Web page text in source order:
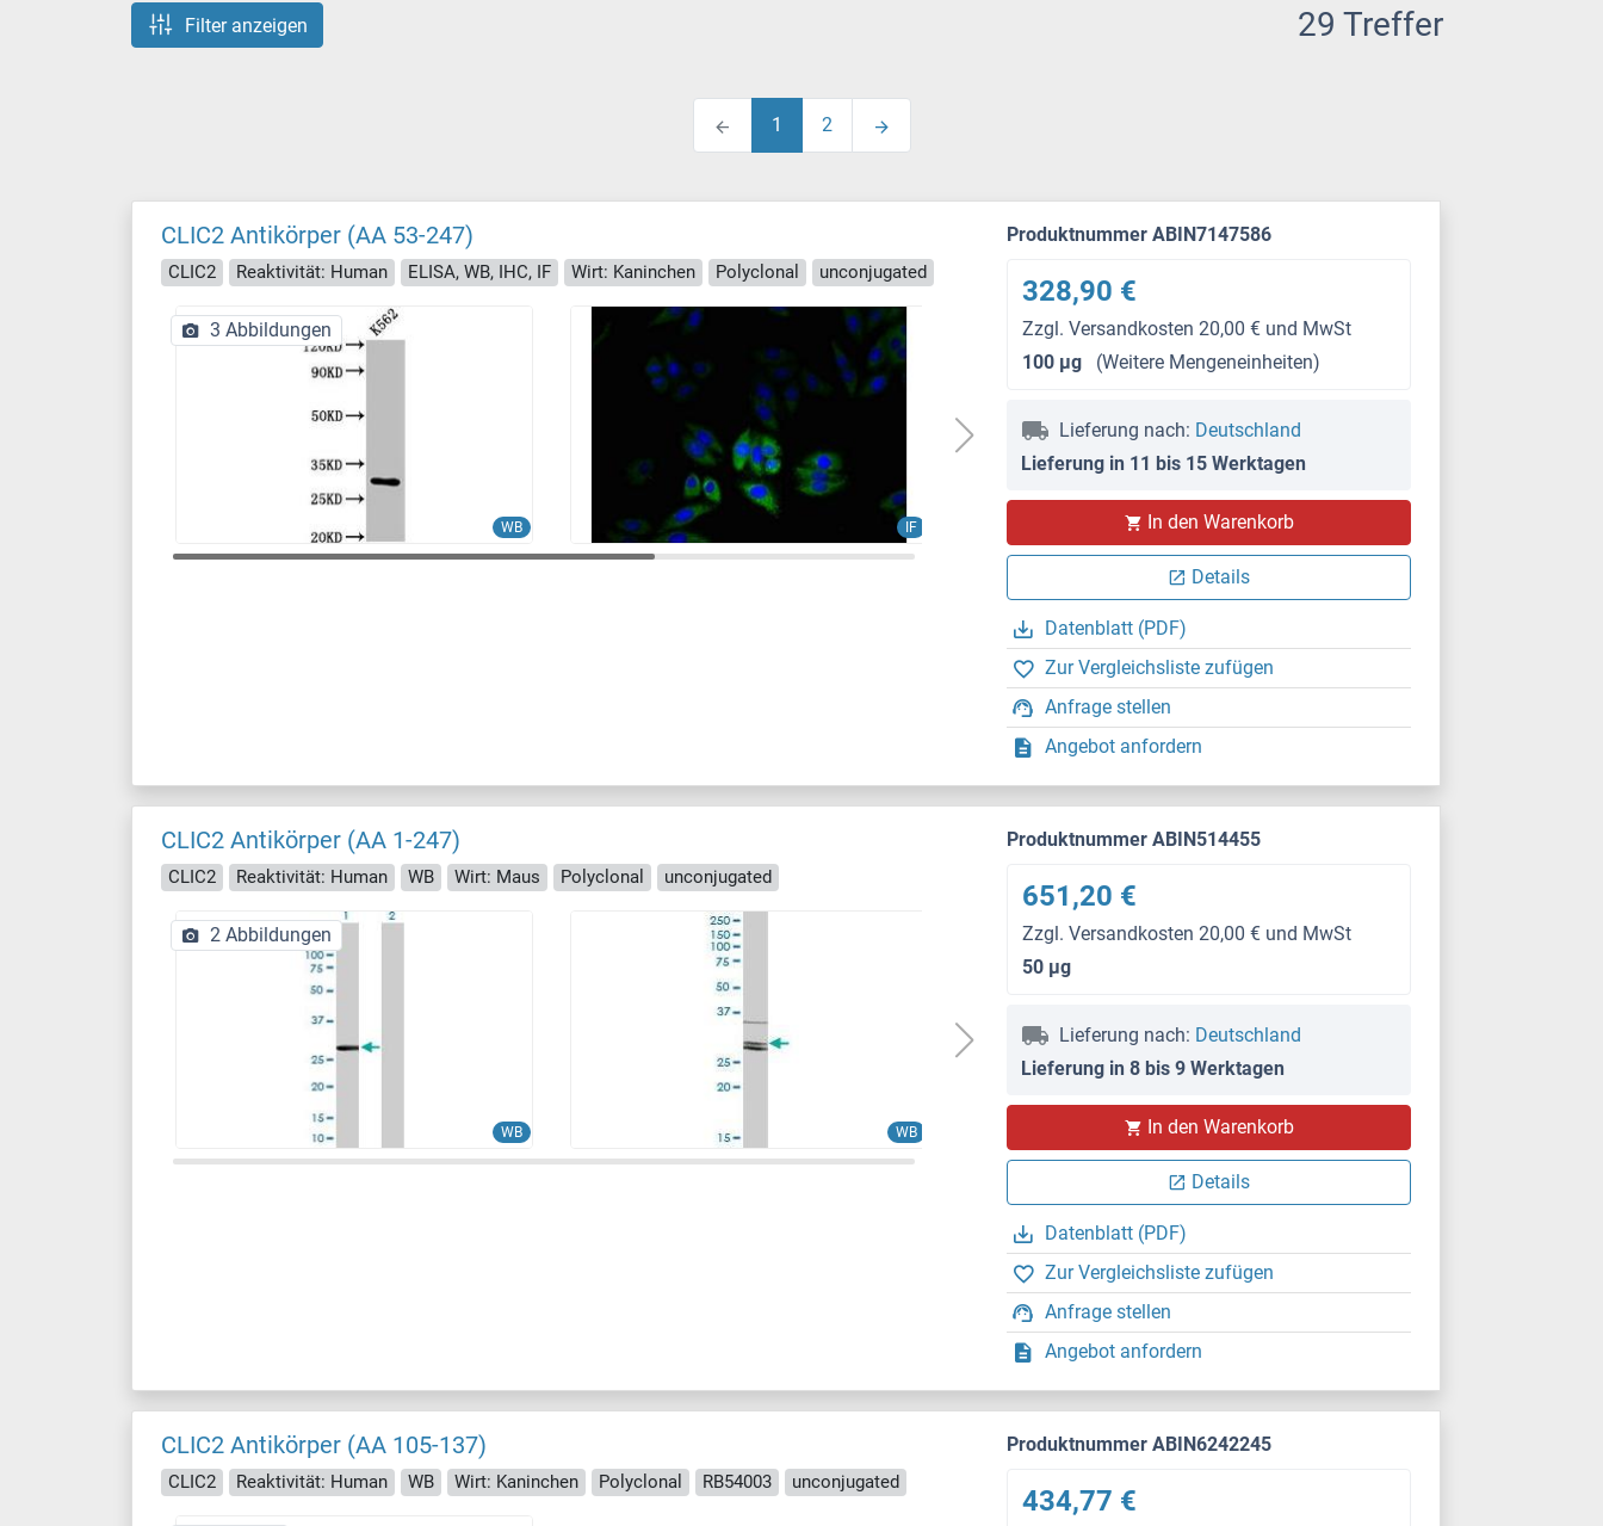
Filter anzeigen 29 Treffer
1 2
CLIC2 Antikörper (AA 53-247)
CLIC2 Reaktivität: Human ELISA, WB, IHC, IF Wirt: Kaninchen Polyclonal unconjugated
WB IF
IHC
3 Abbildungen
Produktnummer ABIN7147586
328,90 €
Zzgl. Versandkosten 20,00 € und MwSt
100 μg
(Weitere Mengeneinheiten)
Lieferung nach: Deutschland
Lieferung in 11 bis 15 Werktagen
In den Warenkorb
Details
Datenblatt (PDF)
Zur Vergleichsliste zufügen
Anfrage stellen
Angebot anfordern
CLIC2 Antikörper (AA 1-247)
CLIC2 Reaktivität: Human WB Wirt: Maus Polyclonal unconjugated
WB WB
2 Abbildungen
Produktnummer ABIN514455
651,20 €
Zzgl. Versandkosten 20,00 € und MwSt
50 μg
Lieferung nach: Deutschland
Lieferung in 8 bis 9 Werktagen
In den Warenkorb
Details
Datenblatt (PDF)
Zur Vergleichsliste zufügen
Anfrage stellen
Angebot anfordern
CLIC2 Antikörper (AA 105-137)
CLIC2 Reaktivität: Human WB Wirt: Kaninchen Polyclonal RB54003 unconjugated
Produktnummer ABIN6242245
434,77 €